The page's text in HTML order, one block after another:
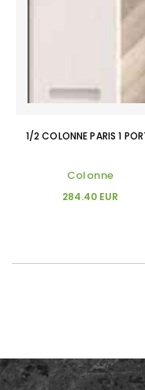
1/2 COLONNE PARIS 1
Colonne
284.40 EUR